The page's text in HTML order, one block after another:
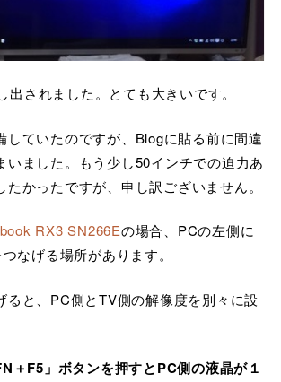
出されました。とても大きいです。
していたのですが、Blogに貼る前に間違
いました。もう少し50インチでの迫力あ
たかったですが、申し訳ございません。
RX3 SN266Eの場合、PCの左側に
なげる場所があります。
ると、PC側とTV側の解像度を別々に設
＋F5」ボタンを押すとPC側の液晶が１